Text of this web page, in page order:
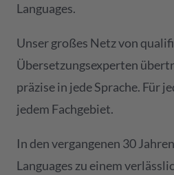
Languages.
Unser großes Netz von
Übersetzungsexperten
präzise in jede Sprache. Für
jedem Fachgebiet.
In den vergangenen 30
Languages zu einem